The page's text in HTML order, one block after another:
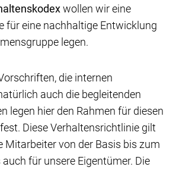
wollen wir eine
für eine nachhaltige Entwicklung
legen.
die internen
auch die begleitenden
legen hier den Rahmen für diesen
Diese Verhaltensrichtlinie gilt
Mitarbeiter von der Basis bis zum
für unsere Eigentümer. Die